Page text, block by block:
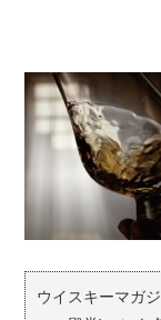
ウイスキーマガ